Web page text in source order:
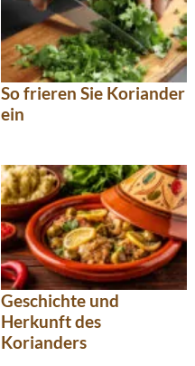
So frieren Sie Koriander
ein
Geschichte und
Herkunft des
Korianders